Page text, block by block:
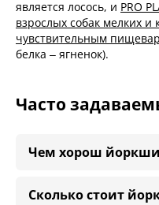
является лосось, и PRO
взрослых собак мелких и
чувствительным
белка – ягненок).
Часто
Чем хорош
Сколько стоит